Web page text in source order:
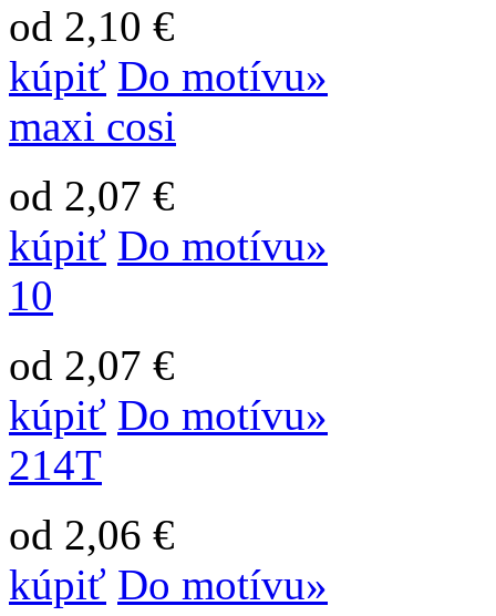
od 2,10 €
kúpiť Do motívu»
maxi cosi
od 2,07 €
kúpiť Do motívu»
10
od 2,07 €
kúpiť Do motívu»
214T
od 2,06 €
kúpiť Do motívu»